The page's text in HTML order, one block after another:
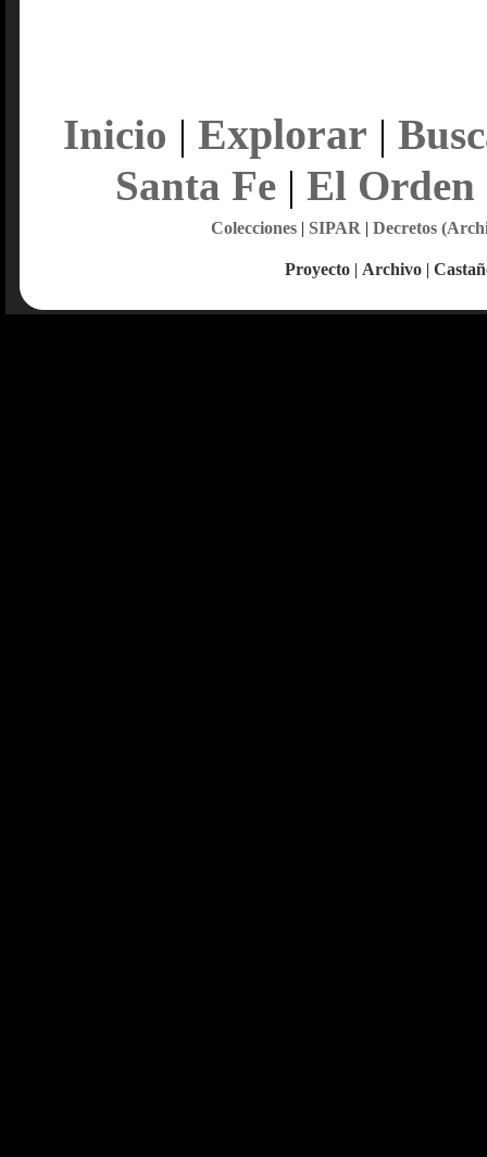
Inicio | Explorar |
Santa Fe| El Orden
Colecciones| SIPAR | Decretos
Proyecto | Archivo |